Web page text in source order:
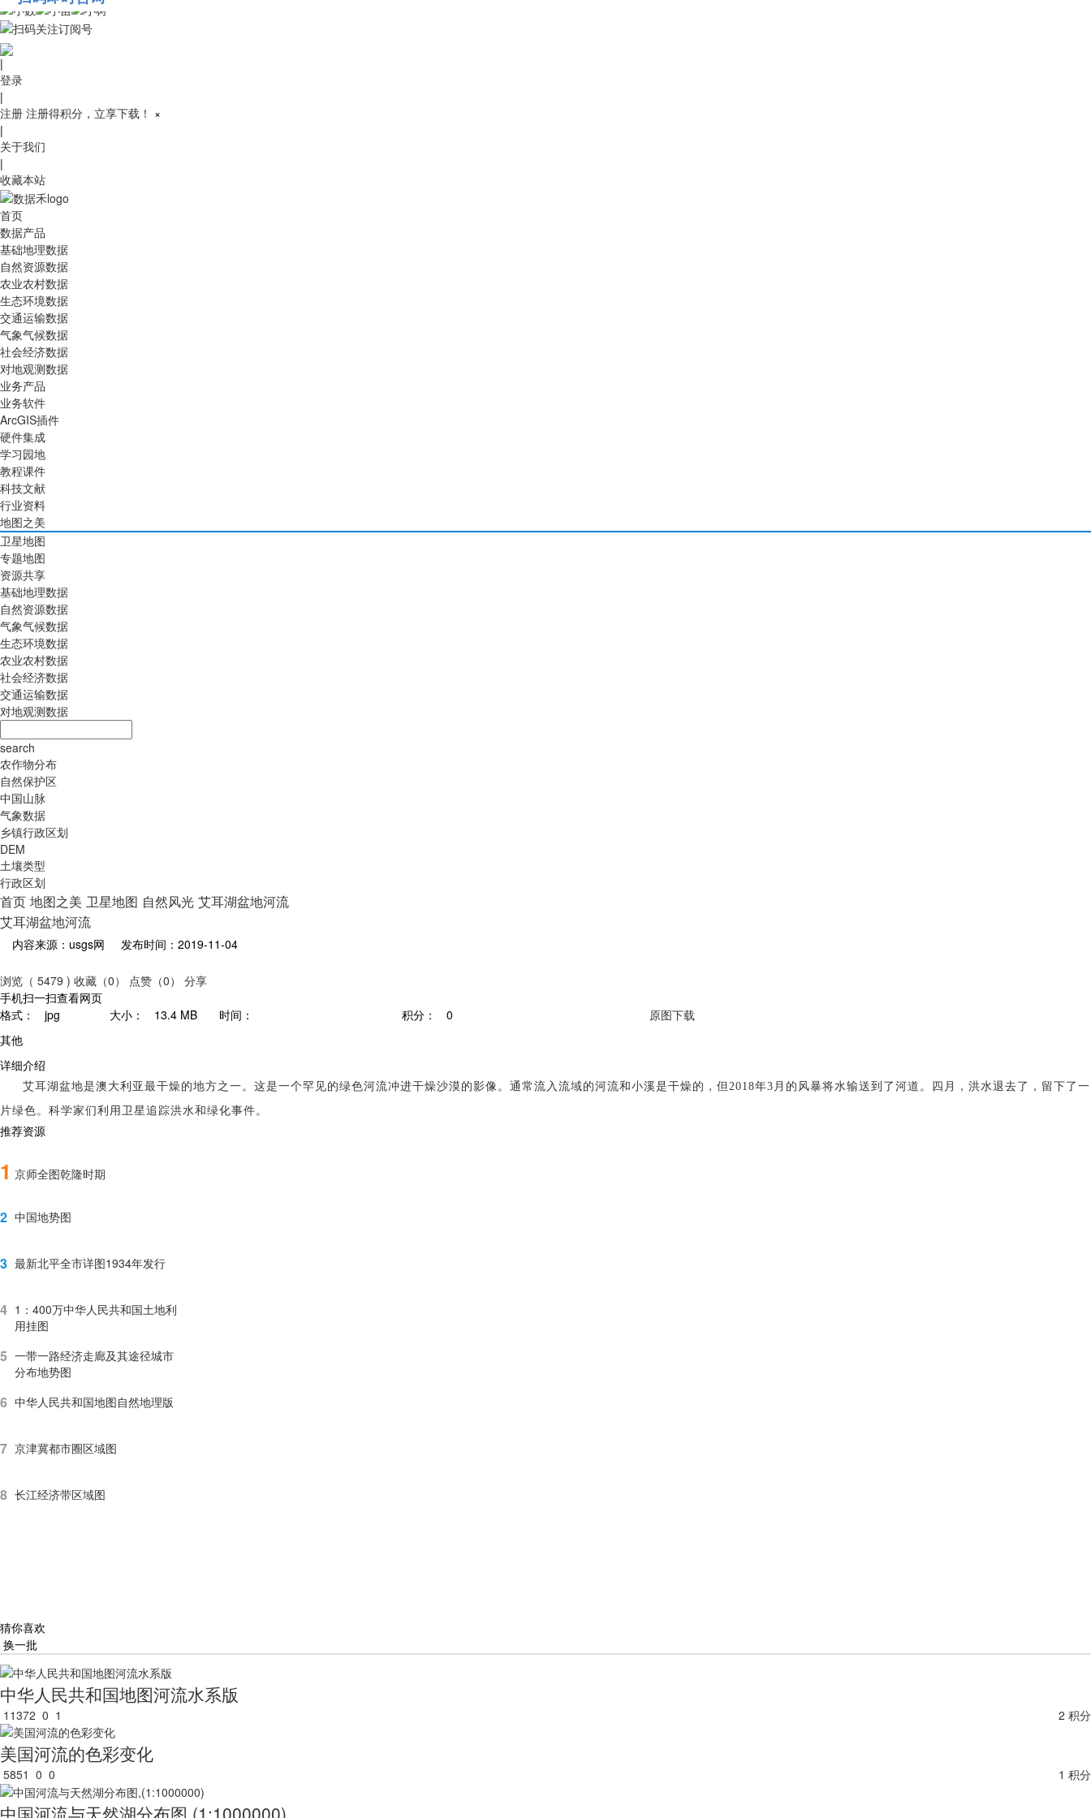
010-53689091
|
登录
|
注册 注册得积分，立享下载！ ×
|
关于我们
|
收藏本站
首页
数据产品
基础地理数据
自然资源数据
农业农村数据
生态环境数据
交通运输数据
气象气候数据
社会经济数据
对地观测数据
业务产品
业务软件
ArcGIS插件
硬件集成
学习园地
教程课件
科技文献
行业资料
地图之美
卫星地图
专题地图
资源共享
基础地理数据
自然资源数据
气象气候数据
生态环境数据
农业农村数据
社会经济数据
交通运输数据
对地观测数据
search
农作物分布
自然保护区
中国山脉
气象数据
乡镇行政区划
DEM
土壤类型
行政区划
首页 地图之美 卫星地图 自然风光 艾耳湖盆地河流
艾耳湖盆地河流
内容来源：usgs网 发布时间：2019-11-04
浏览（ 5479 ) 收藏（0） 点赞（0）
分享
手机扫一扫查看网页
格式：
jpg 大小： 13.4 MB 时间： 积分： 0
原图下载
其他
详细介绍
艾耳湖盆地是澳大利亚最干燥的地方之一。这是一个罕见的绿色河流冲进干燥沙漠的影像。通常流入流域的河流和小溪是干燥的，但2018年3月的风暴将水输送到了河道。四月，洪水退去了，留下了一
片绿色。科学家们利用卫星追踪洪水和绿化事件。
推荐资源
1 京师全图乾隆时期
2 中国地势图
3 最新北平全市详图1934年发行
4 1：400万中华人民共和国土地利
用挂图
5 一带一路经济走廊及其途径城市
分布地势图
6 中华人民共和国地图自然地理版
7 京津冀都市圈区域图
8 长江经济带区域图
猜你喜欢
换一批
中华人民共和国地图河流水系版
11372 0 1 2 积分
美国河流的色彩变化
5851 0 0 1 积分